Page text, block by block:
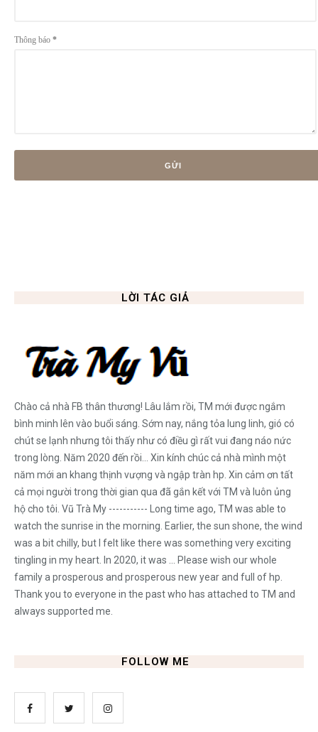
Thông báo *
LỜI TÁC GIẢ
Chào cả nhà FB thân thương! Lâu lắm rồi, TM mới được ngắm
bình minh lên vào buổi sáng. Sớm nay, nắng tỏa lung linh, gió có
chút se lạnh nhưng tôi thấy như có điều gì rất vui đang náo nức
trong lòng. Năm 2020 đến rồi... Xin kính chúc cả nhà mình một
năm mới an khang thịnh vượng và ngập tràn hp. Xin cảm ơn tất
cả mọi người trong thời gian qua đã gắn kết với TM và luôn ủng
hộ cho tôi. Vũ Trà My ----------- Long time ago, TM was able to
watch the sunrise in the morning. Earlier, the sun shone, the wind
was a bit chilly, but I felt like there was something very exciting
tingling in my heart. In 2020, it was ... Please wish our whole
family a prosperous and prosperous new year and full of hp.
Thank you to everyone in the past who has attached to TM and
always supported me.
FOLLOW ME